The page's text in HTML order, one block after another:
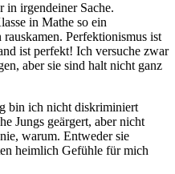
in irgendeiner Sache.
in Mathe so ein
Perfektionismus ist
ist perfekt! Ich versuche zwar
aber sie sind halt nicht ganz
bin ich nicht diskriminiert
Jungs geärgert, aber nicht
warum. Entweder sie
heimlich Gefühle für mich